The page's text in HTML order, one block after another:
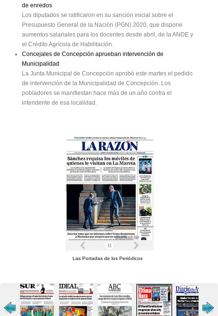
de enredos
Los diputados se ratificaron en su sanción inicial sobre el
Presupuesto General de la Nación (PGN) 2020, que dispone
aumentos salariales para los docentes desde abril, de la ANDE y
el Crédito Agrícola de Habilitación.
Concejales de Concepción aprueban intervención de
Municipalidad
La Junta Municipal de Concepción aprobó este martes el pedido
de intervención de la Municipalidad de Concepción. Los
pobladores se manifiestan hace más de un año contra el
intendente de esa localidad.
Las Portadas de los Periódicos